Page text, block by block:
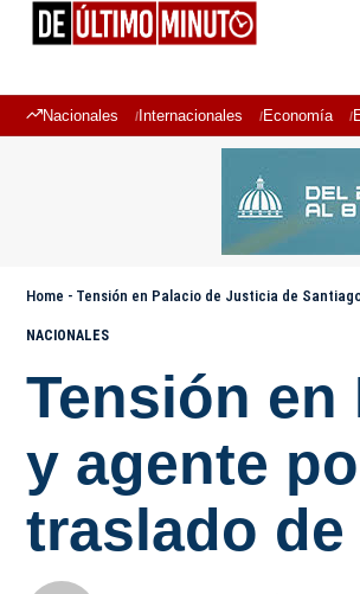
Nacionales Internacionales Economía
Home - Tensión en Palacio de Justicia de
NACIONALES
Tensión
y agente
traslado